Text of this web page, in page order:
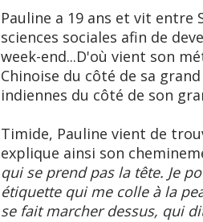
Pauline a 19 ans et vit entre
sciences sociales afin de
week-end...D'où vient son
Chinoise du côté de sa
indiennes du côté de son
Timide, Pauline vient de
explique ainsi son
qui se prend pas la tête. Je
étiquette qui me colle à la
se fait marcher dessus, qui